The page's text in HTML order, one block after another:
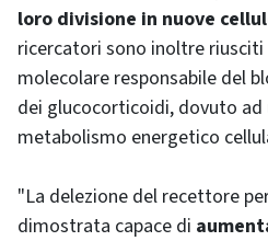
loro divisione in nuove
ricercatori sono inoltre
molecolare responsabile del
dei glucocorticoidi, dovuto ad
metabolismo energetico
"La delezione del recettore
dimostrata capace di